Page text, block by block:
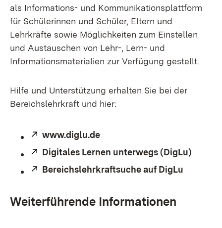
als Informations- und Kommunikationsplattform
für Schülerinnen und Schüler, Eltern und
Lehrkräfte sowie Möglichkeiten zum Einstellen
und Austauschen von Lehr-, Lern- und
Informationsmaterialien zur Verfügung gestellt.
Hilfe und Unterstützung erhalten Sie bei der
Bereichslehrkraft und hier:
Extern:
www.diglu.de
Extern:
Digitales Lernen unterwegs (DigLu)
Extern:
Bereichslehrkraftsuche auf DigLu
Weiterführende Informationen